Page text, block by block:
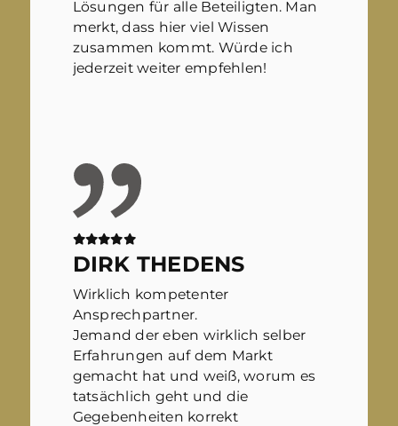
Lösungen für alle Beteiligten. Man
merkt, dass hier viel Wissen
zusammen kommt. Würde ich
jederzeit weiter empfehlen!
DIRK THEDENS
Wirklich kompetenter
Ansprechpartner.
Jemand der eben wirklich selber
Erfahrungen auf dem Markt
gemacht hat und weiß, worum es
tatsächlich geht und die
Gegebenheiten korrekt